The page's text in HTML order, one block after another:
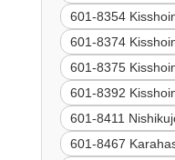
601-8354
601-8374
601-8375
601-8392
601-8411
601-8467